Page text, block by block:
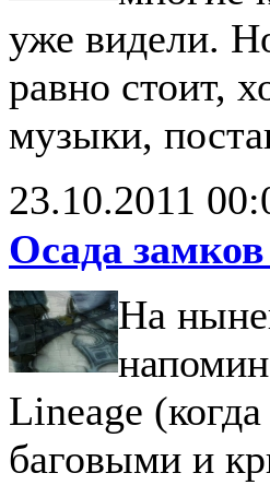
уже видели.
равно стоит,
музыки,
23.10.2011
Осада замков
На
Lineage
баговыми и